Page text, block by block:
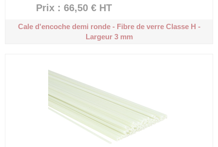
Prix : 66,50 € HT
Cale d'encoche demi ronde - Fibre de verreClasse H -
Largeur 3 mm